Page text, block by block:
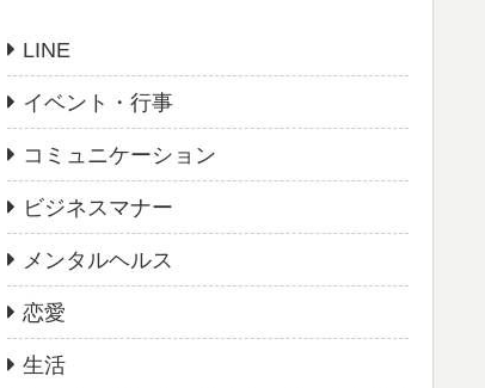
LINE
イベント・行事
コミュニケーション
ビジネスマナー
メンタルヘルス
恋愛
生活